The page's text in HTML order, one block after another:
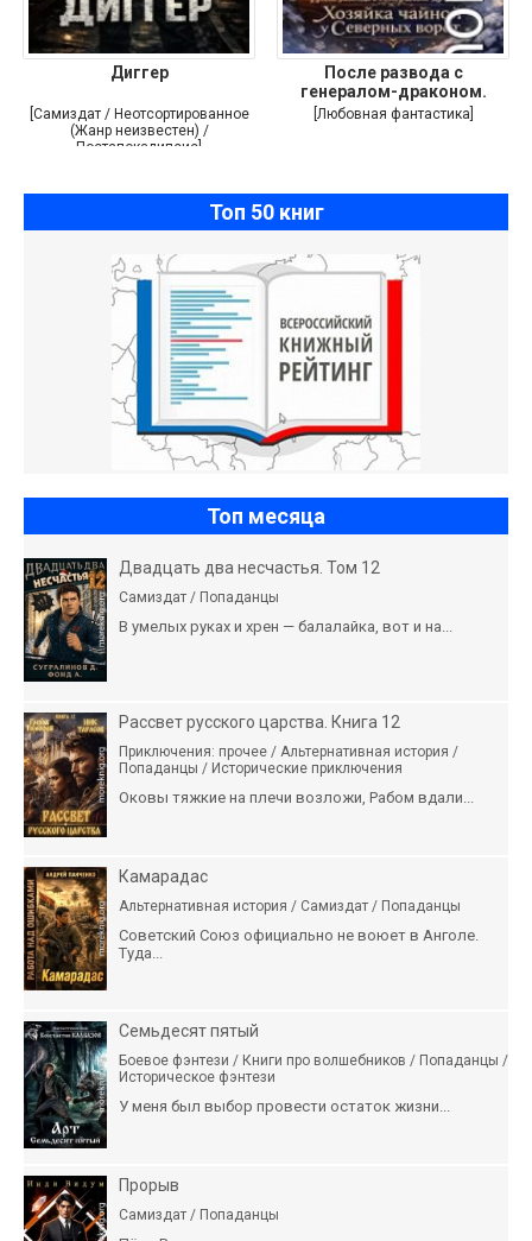
Диггер
[Самиздат / Неотсортированное
(Жанр неизвестен) /
Постапокалипсис]
После развода с
генералом-драконом.
Хозяйка
[Любовная фантастика]
Топ 50 книг
Топ месяца
Двадцать два несчастья. Том 12
Самиздат / Попаданцы
В умелых руках и хрен — балалайка, вот и на...
Рассвет русского царства. Книга 12
Приключения: прочее / Альтернативная история /
Попаданцы / Исторические приключения
Оковы тяжкие на плечи возложи, Рабом вдали...
Камарадас
Альтернативная история / Самиздат / Попаданцы
Советский Союз официально не воюет в Анголе.
Туда...
Семьдесят пятый
Боевое фэнтези / Книги про волшебников / Попаданцы /
Историческое фэнтези
У меня был выбор провести остаток жизни...
Прорыв
Самиздат / Попаданцы